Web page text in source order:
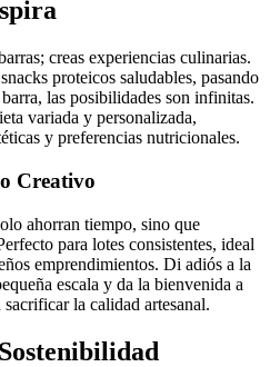
creas experiencias culinarias.
proteicos saludables, pasando
las posibilidades son infinitas.
variada y personalizada,
y preferencias nutricionales.
Creativo
ahorran tiempo, sino que
para lotes consistentes, ideal
emprendimientos. Di adiós a la
escala y da la bienvenida a
la calidad artesanal.